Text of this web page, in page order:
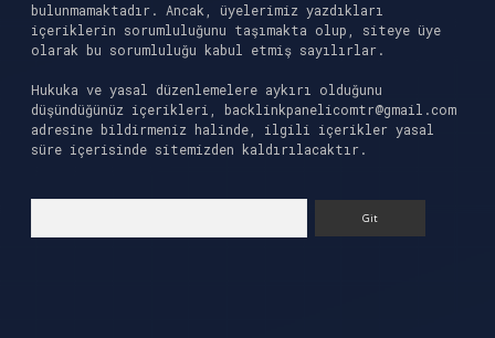
bulunmamaktadır. Ancak, üyelerimiz yazdıkları
içeriklerin sorumluluğunu taşımakta olup, siteye üye
olarak bu sorumluluğu kabul etmiş sayılırlar.
Hukuka ve yasal düzenlemelere aykırı olduğunu
düşündüğünüz içerikleri, backlinkpanelicomtr@gmail.com
adresine bildirmeniz halinde, ilgili içerikler yasal
süre içerisinde sitemizden kaldırılacaktır.